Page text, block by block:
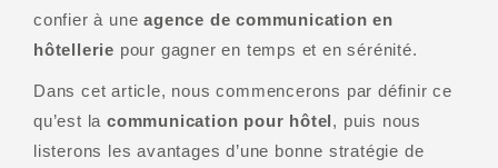
confier à uneagence de communication en
hôtellerie pour gagner en temps et en sérénité.
Dans cet article, nous commencerons par définir ce
qu’est la communication pour hôtel, puis nous
listerons les avantages d’une bonne stratégie de